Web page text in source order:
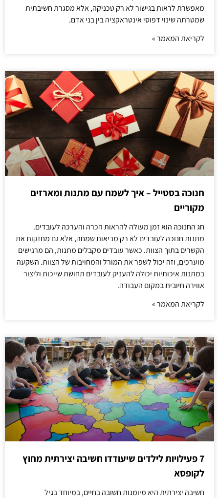
מאפשרת לראות בגישור לא רק טכניקה, אלא מסגרת חשיבתית
שמטרתה שינוי דפוסי אינטראקציה בין בני אדם.
לקריאת המאמר »
חנוכה בסטייל – איך לשמח עם מתנות ומארזים
מקוריים
חג החנוכה הוא זמן מעולה להראות הכרה והערכה לעובדים.
מתנות חנוכה לעובדים לא רק מביאות שמחה, אלא גם מחזקות את
הקשרים בתוך הצוות. כאשר עובדים מקבלים מתנות, הם מרגישים
מוערכים, וזה יכול לשפר את המורל והמחויבות של הצוות. השקעה
במתנות איכותיות יכולה להעניק לעובדים תחושת שייכות וליצור
אווירה חיובית במקום העבודה.
לקריאת המאמר »
7 פעילויות לילדים שיעודדו חשיבה יצירתית מחוץ
לקופסא
חשיבה יצירתית היא מיומנות חשובה בחיים, במיוחד בגיל